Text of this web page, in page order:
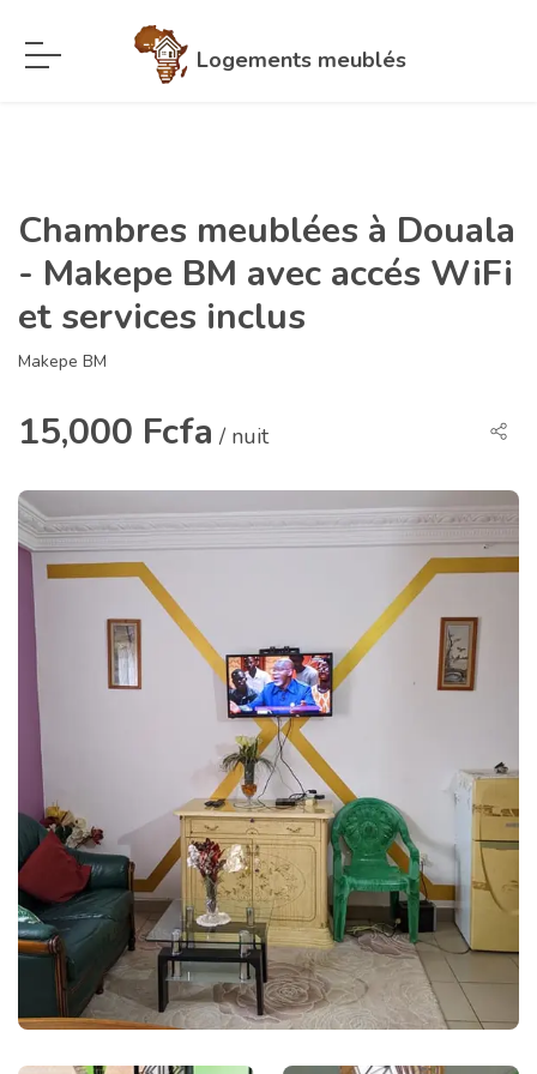
Logements meublés
Chambres meublées à Douala
- Makepe BM avec accés WiFi
et services inclus
Makepe BM
15,000 Fcfa / nuit